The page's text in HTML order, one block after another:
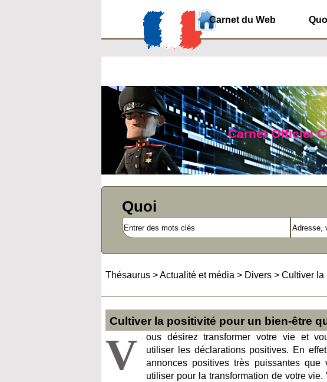
Carnet du Web
Carnet Officiel
Quoi
Thésaurus >Actualité et média > Divers > Cultiver la
Cultiver la positivité pour un bien-être
V
ous désirez transformer votre vie et
utiliser les déclarations positives. En
annonces positives très puissantes que
utiliser pour la transformation de votre vie.